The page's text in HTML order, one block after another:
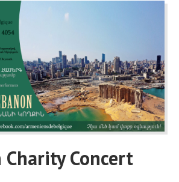
Charity Concert